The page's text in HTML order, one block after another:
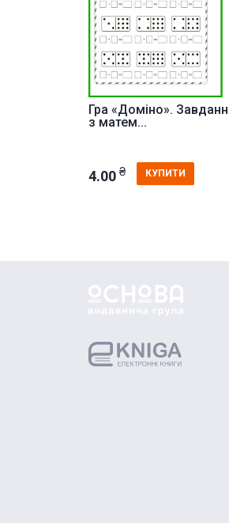
Гра «Доміно».
з матем...
4.00 ₴ КУПИТИ